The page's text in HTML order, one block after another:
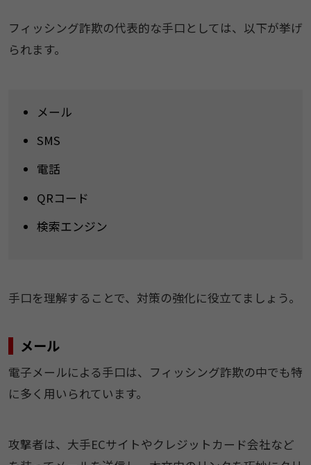
フィッシング詐欺の代表的な手口としては、以下が挙げ
られます。
メール
SMS
電話
QRコード
検索エンジン
手口を理解することで、対策の強化に役立てましょう。
メール
電子メールによる手口は、フィッシング詐欺の中でも特
に多く用いられています。
攻撃者は、大手ECサイトやクレジットカード会社など